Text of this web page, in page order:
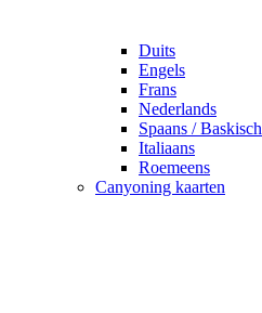
Duits
Engels
Frans
Nederlands
Spaans / Baskisch
Italiaans
Roemeens
Canyoning kaarten